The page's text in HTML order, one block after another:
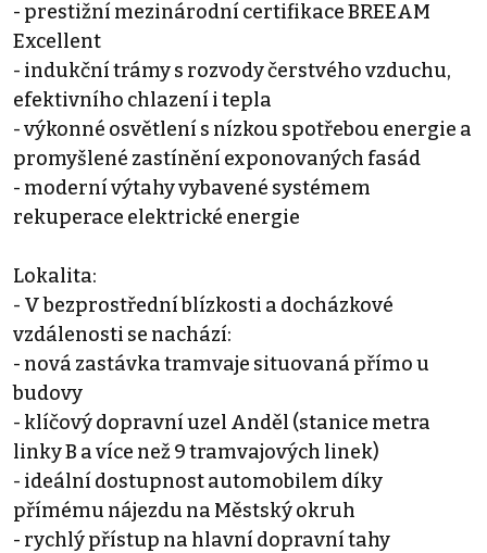
- prestižní mezinárodní certifikace BREEAM
Excellent
- indukční trámy s rozvody čerstvého vzduchu,
efektivního chlazení i tepla
- výkonné osvětlení s nízkou spotřebou energie a
promyšlené zastínění exponovaných fasád
- moderní výtahy vybavené systémem
rekuperace elektrické energie
Lokalita:
- V bezprostřední blízkosti a docházkové
vzdálenosti se nachází:
- nová zastávka tramvaje situovaná přímo u
budovy
- klíčový dopravní uzel Anděl (stanice metra
linky B a více než 9 tramvajových linek)
- ideální dostupnost automobilem díky
přímému nájezdu na Městský okruh
- rychlý přístup na hlavní dopravní tahy